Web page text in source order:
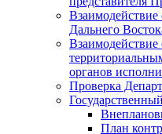
Дальнего
органов
Проверка
План